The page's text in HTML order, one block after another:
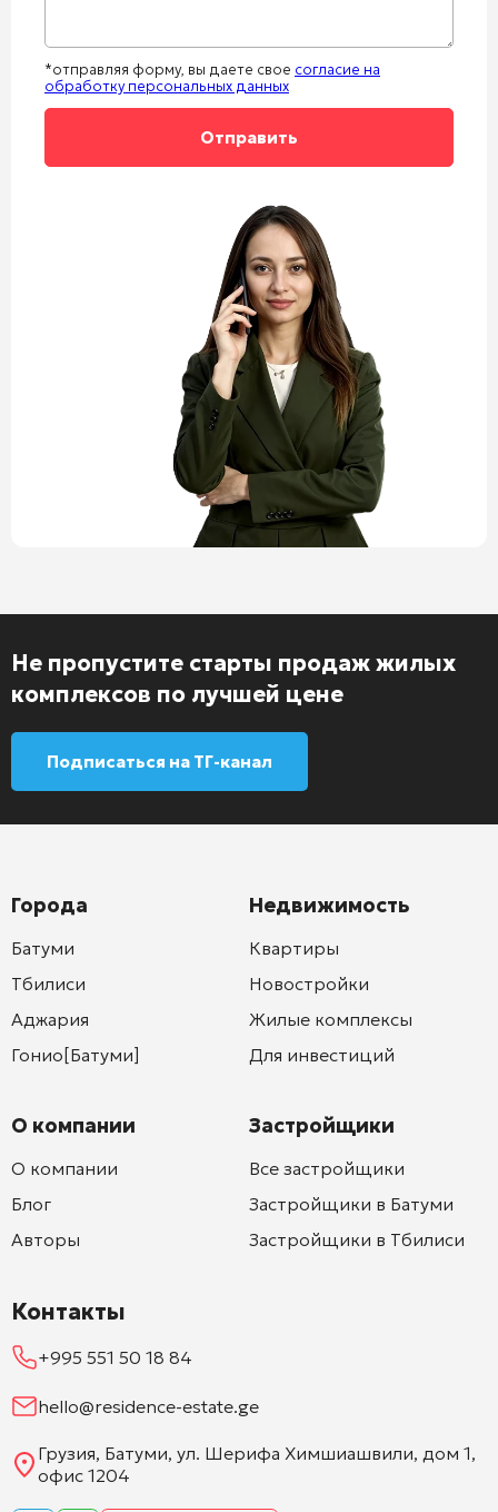
*отправляя форму, вы даете свое согласие на
обработку персональных данных
Не пропустите старты продаж жилых
комплексов по лучшей цене
Подписаться на ТГ-канал
Города
Батуми
Тбилиси
Аджария
Гонио[Батуми]
О компании
О компании
Блог
Авторы
Недвижимость
Квартиры
Новостройки
Жилые комплексы
Для инвестиций
Застройщики
Все застройщики
Застройщики в Батуми
Застройщики в Тбилиси
Контакты
+995 551 50 18 84
hello@residence-estate.ge
Грузия, Батуми, ул. Шерифа Химшиашвили, дом 1,
офис 1204